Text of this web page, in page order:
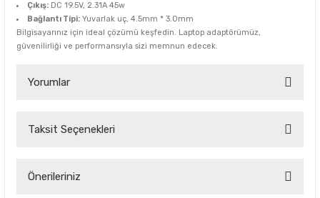
Çıkış: DC 19.5V, 2.31A 45w
Bağlantı Tipi: Yuvarlak uç, 4.5mm * 3.0mm
Bilgisayarınız için ideal çözümü keşfedin. Laptop adaptörümüz,
güvenilirliği ve performansıyla sizi memnun edecek.
Yorumlar
Bu ürüne ilk yorumu siz yapın!
Taksit Seçenekleri
Önerileriniz